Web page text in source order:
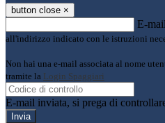
button close ×
E-mail
all'indirizzo indicato con le istruzioni
Non hai una e-mail associata al nome
tramite la Login Spaggiari
E-mail inviata, si prega di